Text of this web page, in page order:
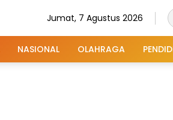
Jumat, 7 Agustus 2026
NASIONAL OLAHRAGA